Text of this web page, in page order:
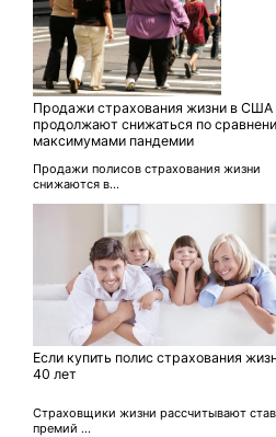
Продажи страхования жизни в США
продолжают снижаться по
максимумами пандемии
Продажи полисов страхования жизни
снижаются в...
Если купить полис страхования
40 лет
Страховщики жизни рассчитывают
премий ...